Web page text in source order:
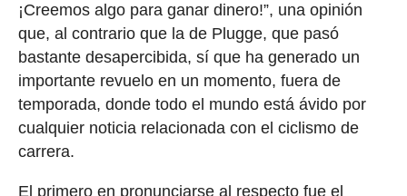
¡Creemos algo para ganar dinero!”, una opinión
que, al contrario que la de Plugge, que pasó
bastante desapercibida, sí que ha generado un
importante revuelo en un momento, fuera de
temporada, donde todo el mundo está ávido por
cualquier noticia relacionada con el ciclismo de
carrera.
El primero en pronunciarse al respecto fue el